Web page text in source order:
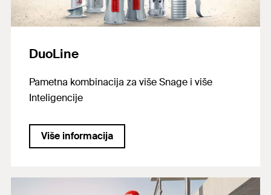
DuoLine
Pametna kombinacija za više Snage i više
Inteligencije
Više informacija